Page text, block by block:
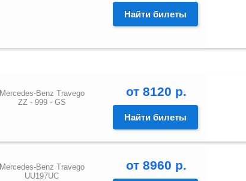
Найти билеты
Mercedes-Benz Travego
ZZ - 999 - GS
от 8120 р.
Найти билеты
Mercedes-Benz Travego
UU197UC
от 8960 р.